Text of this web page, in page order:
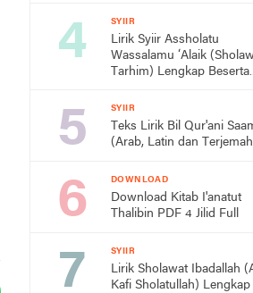
SYIIR
Lirik Syiir Assholatu
Wassalamu ‘Alaik
Tarhim) Lengkap Beserta
SYIIR
Teks Lirik Bil Qur'ani
(Arab, Latin dan
DOWNLOAD
Download Kitab I'anatut
Thalibin PDF 4 Jilid Full
SYIIR
Lirik Sholawat Ibadallah
Kafi Sholatullah) Lengkap